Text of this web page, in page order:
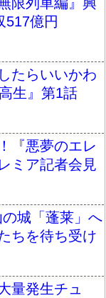
億円
たらいいかわ
生』第1話
『悪夢のエレ
ミア記者会見
の城「蓬莱」へ
ちを待ち受け
量発生チュ